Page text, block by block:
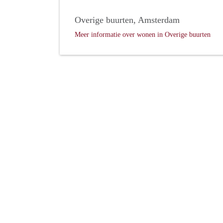
Overige buurten, Amsterdam
Meer informatie over wonen in Overige buurten